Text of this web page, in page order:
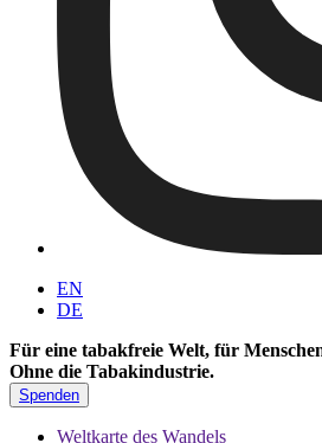
EN
DE
Für eine tabakfreie Welt, für
Ohne die Tabakindustrie.
Spenden
Weltkarte des Wandels